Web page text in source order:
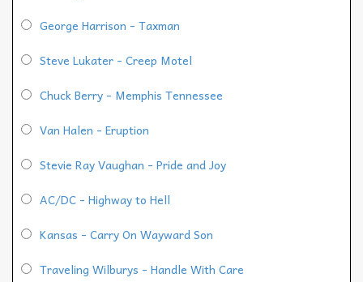
George Harrison - Taxman
Steve Lukater - Creep Motel
Chuck Berry - Memphis Tennessee
Van Halen - Eruption
Stevie Ray Vaughan - Pride and Joy
AC/DC - Highway to Hell
Kansas - Carry On Wayward Son
Traveling Wilburys - Handle With Care